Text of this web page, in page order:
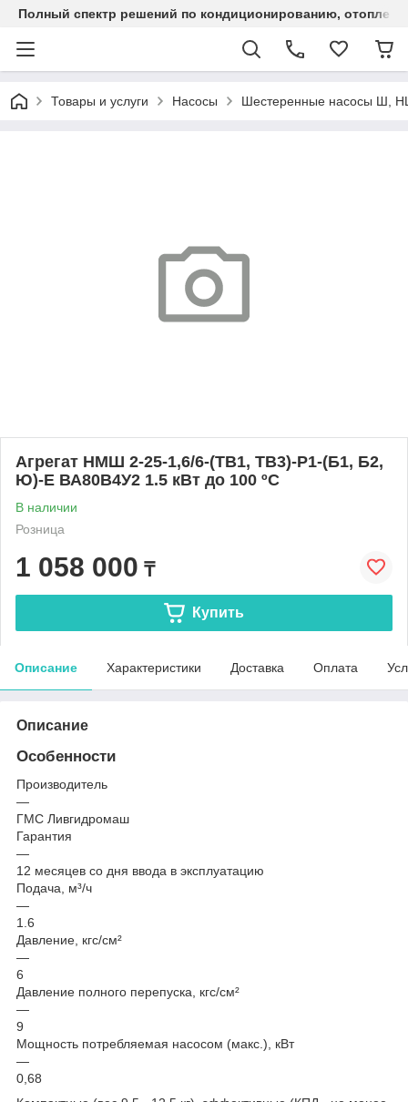
Полный спектр решений по кондиционированию,
Товары и услуги Насосы Шестеренные насосы
Агрегат НMШ 2-25-1,6/6-(ТВ1, ТВ3)-Р1-(Б1, Б2,
Ю)-E ВА80В4У2 1.5 кВт до 100 ºС
В наличии
Розница
1 058 000 ₸
Купить
Описание Характеристики Доставка Оплата
Описание
Особенности
Производитель
—
ГМС Ливгидромаш
Гарантия
—
12 месяцев со дня ввода в эксплуатацию
Подача, м³/ч
—
1.6
Давление, кгс/см²
—
6
Давление полного перепуска, кгс/см²
—
9
Мощность потребляемая насосом (макс.), кВт
—
0,68